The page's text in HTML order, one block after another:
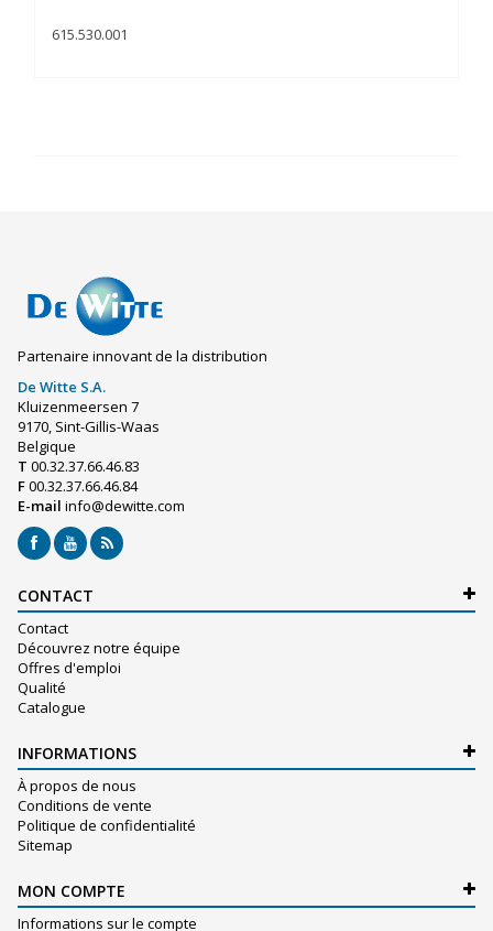
615.530.001
Partenaire innovant de la distribution
De Witte S.A.
Kluizenmeersen 7
9170, Sint-Gillis-Waas
Belgique
T 00.32.37.66.46.83
F00.32.37.66.46.84
E-mail info@dewitte.com
CONTACT
Contact
Découvrez notre équipe
Offres d'emploi
Qualité
Catalogue
INFORMATIONS
À propos de nous
Conditions de vente
Politique de confidentialité
Sitemap
MON COMPTE
Informations sur le compte